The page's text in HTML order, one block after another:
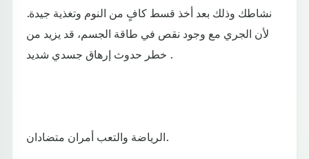
نشاطك وذلك بعد أخذ قسط كافٍ من النوم وتغذية جيدة.
لأن الجري مع وجود نقص في طاقة الجسم، قد يزيد من
خطر حدوث إرهاق جسدي شديد .
الرياضة والتعب أمران متضادان.